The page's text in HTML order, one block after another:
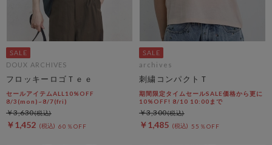
DOUX ARCHIVES
フロッキーロゴＴｅｅ
セールアイテムALL10%OFF
8/3(mon)~8/7(fri)
￥1,452 60％OFF
￥3,630
archives
刺繍コンパクトＴ
期間限定タイムセールSALE価格から更に
10%OFF! 8/10 10:00まで
￥1,485 55％OFF
￥3,300